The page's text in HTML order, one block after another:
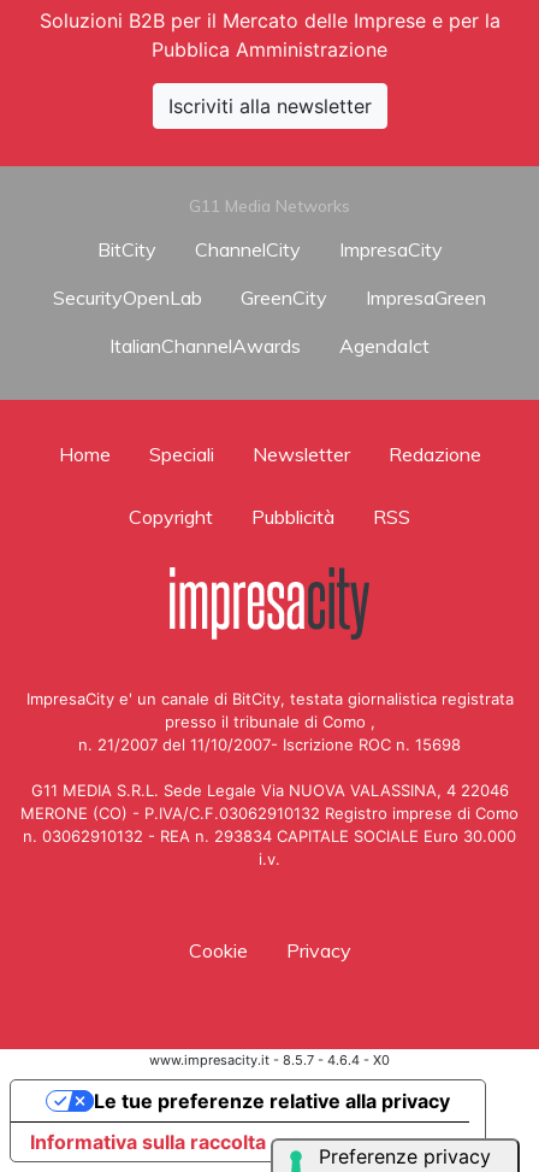
Soluzioni B2B per il Mercato delle Imprese e per la
Pubblica Amministrazione
Iscriviti alla newsletter
G11 Media Networks
BitCity ChannelCity
ImpresaCity
SecurityOpenLab
GreenCity
ImpresaGreen
ItalianChannelAwards
AgendaIct
Home Speciali Newsletter Redazione
Copyright Pubblicità RSS
ImpresaCity e' un canale di BitCity, testata giornalistica registrata
presso il tribunale di Como ,
n. 21/2007 del 11/10/2007- Iscrizione ROC n. 15698
G11 MEDIA S.R.L. Sede Legale Via NUOVA VALASSINA, 4 22046
MERONE (CO) - P.IVA/C.F.03062910132 Registro imprese di Como
n. 03062910132 - REA n. 293834 CAPITALE SOCIALE Euro 30.000
i.v.
Cookie Privacy
www.impresacity.it - 8.5.7 - 4.6.4 - X0
Informativa sulla raccolta
Le tue preferenze relative alla privacy